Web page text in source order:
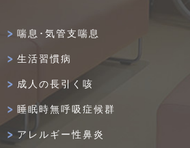
喘息･気管支喘息
生活習慣病
成人の長引く咳
睡眠時無呼吸症候群
アレルギー性鼻炎